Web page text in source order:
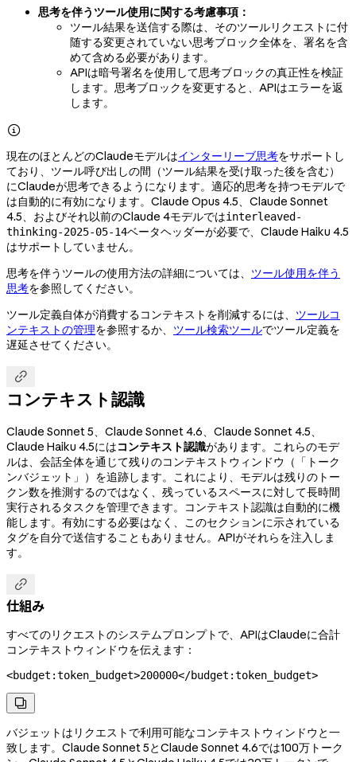
思考を伴うツール使用に関する考慮事項：
ツール結果を送信する際は、そのツールリクエストに付
随する変更されていない思考ブロック全体を、署名を含
めて含める必要があります。
APIは暗号署名を使用して思考ブロックの真正性を検証
します。思考ブロックを変更すると、APIはエラーを返
します。

現在のほとんどのClaudeモデルはインターリーブ思考をサポートし
ており、ツール呼び出しの間（ツール結果を受け取った後を含む）
にClaudeが思考できるようになります。適応的思考を持つモデルで
は自動的に有効になります。Claude Opus 4.5、Claude Sonnet
4.5、およびそれ以前のClaude 4モデルではinterleaved-
thinking-2025-05-14ベータヘッダーが必要で、Claude Haiku 4.5
はサポートしていません。
思考を伴うツールの使用方法の詳細については、 ツール使用を伴う
思考を参照してください。
ツール定義自体が消費するコンテキストを削減するには、 ツールコ
ンテキストの管理を参照するか、 ツール検索ツールでツール定義を
遅延させてください。

コンテキスト認識
Claude Sonnet 5、Claude Sonnet 4.6、Claude Sonnet 4.5、
Claude Haiku 4.5にはコンテキスト認識があります。これらのモデ
ルは、会話全体を通じて残りのコンテキストウィンドウ（「トーク
ンバジェット」）を追跡します。これにより、モデルは残りのトー
クン数を推測するのではなく、残っているスペースに対して長時間
実行されるタスクを管理できます。コンテキスト認識は自動的に機
能します。有効にする必要はなく、このセクションに示されている
タグを自分で送信することもありません。APIがそれらを注入しま
す。

仕組み
すべてのリクエストのシステムプロンプトで、APIはClaudeに合計
コンテキストウィンドウを伝えます：
<budget:token_budget>200000</budget:token_budget>

バジェットはリクエストで利用可能なコンテキストウィンドウと一
致します。Claude Sonnet 5とClaude Sonnet 4.6では100万トーク